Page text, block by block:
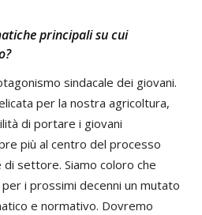
principali su cui
sindacale dei giovani.
per la nostra agricoltura,
di portare i giovani
più al centro del processo
settore. Siamo coloro che
i prossimi decenni un mutato
e normativo. Dovremo